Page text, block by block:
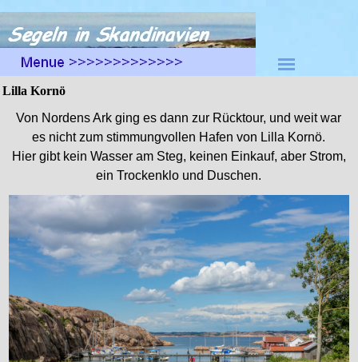
Menü überspringen
Lilla Kornö
Von Nordens Ark ging es dann zur Rücktour, und weit war
es nicht zum stimmungvollen Hafen von Lilla Kornö.
Hier gibt kein Wasser am Steg, keinen Einkauf, aber Strom,
ein Trockenklo und Duschen.